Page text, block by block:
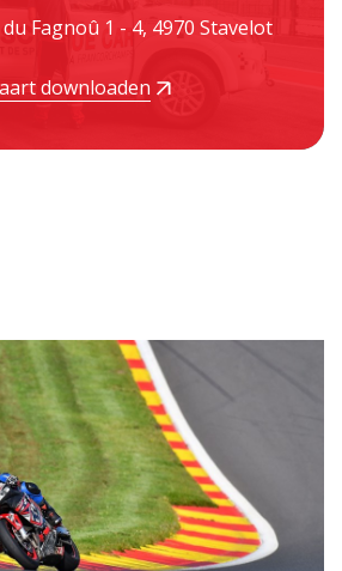
du Fagnoû 1 - 4, 4970 Stavelot
downloaden